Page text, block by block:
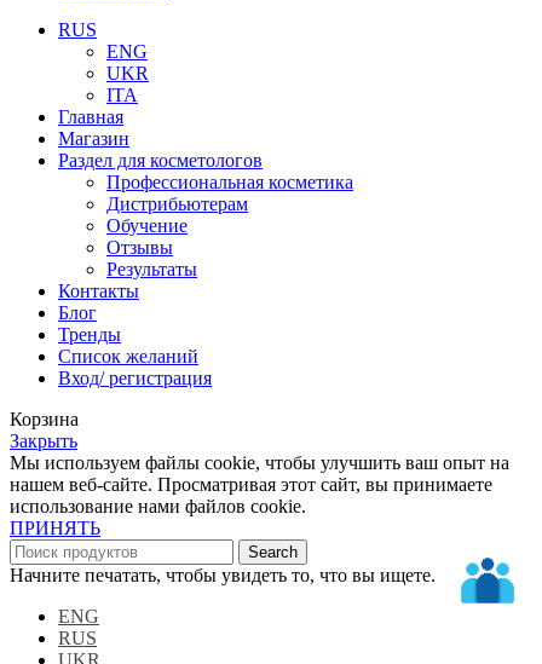
RUS
ENG
UKR
ITA
Главная
Магазин
Раздел для косметологов
Профессиональная косметика
Дистрибьютерам
Обучение
Отзывы
Результаты
Контакты
Блог
Тренды
Список желаний
Вход/ регистрация
Корзина
Закрыть
Мы используем файлы cookie, чтобы улучшить ваш опыт на
нашем веб-сайте. Просматривая этот сайт, вы принимаете
использование нами файлов cookie.
ПРИНЯТЬ
Search
Начните печатать, чтобы увидеть то, что вы ищете.
ENG
RUS
UKR